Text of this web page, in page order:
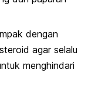
dengan
agar selalu
menghindari